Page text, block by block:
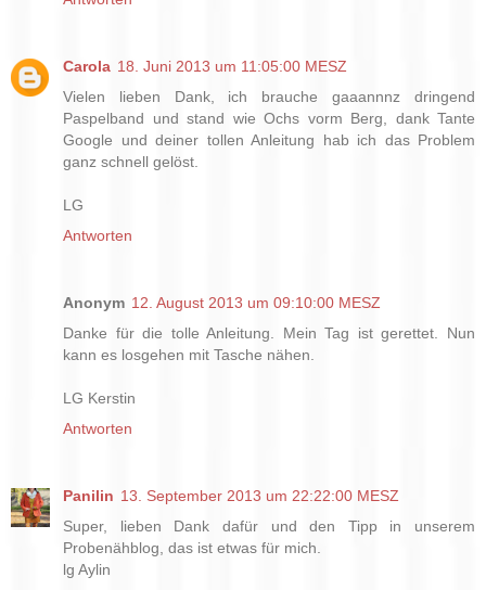
Carola 18. Juni 2013 um 11:05:00 MESZ
Vielen lieben Dank, ich brauche gaaannnz dringend
Paspelband und stand wie Ochs vorm Berg, dank Tante
Google und deiner tollen Anleitung hab ich das Problem
ganz schnell gelöst.
LG
Antworten
Anonym 12. August 2013 um 09:10:00 MESZ
Danke für die tolle Anleitung. Mein Tag ist gerettet. Nun
kann es losgehen mit Tasche nähen.
LG Kerstin
Antworten
Panilin 13. September 2013 um 22:22:00 MESZ
Super, lieben Dank dafür und den Tipp in unserem
Probenähblog, das ist etwas für mich.
lg Aylin